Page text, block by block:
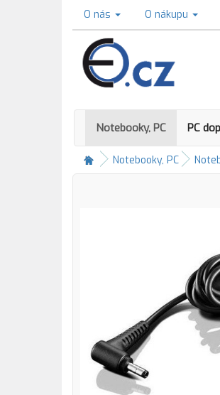
O nás O nákupu
Notebooky, PC PC
Notebooky, PC